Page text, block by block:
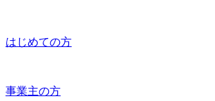
はじめての方
事業主の方